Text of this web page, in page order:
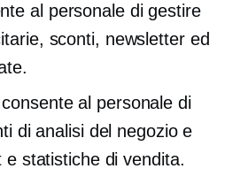
al personale di gestire
sconti, newsletter ed
al personale di
di analisi del negozio e
statistiche di vendita.